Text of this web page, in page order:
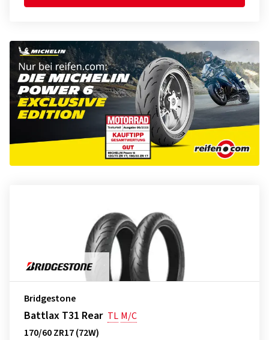
Bridgestone
Battlax T31 Rear TL M/C
170/60 ZR17 (72W)